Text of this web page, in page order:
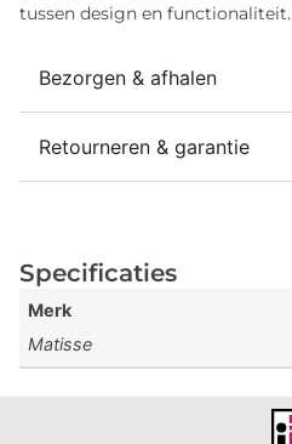
tussen design en functionaliteit.
Bezorgen & afhalen
Retourneren & garantie
Specificaties
Merk
Matisse